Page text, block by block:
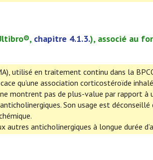
®, chapitre 4.1.3.), associé au
utilisé en traitement continu dans la
qu’une association corticostéroïde inhalé
montrent pas de plus-value par rapport à
Son usage est déconseillé
autres anticholinergiques à longue durée